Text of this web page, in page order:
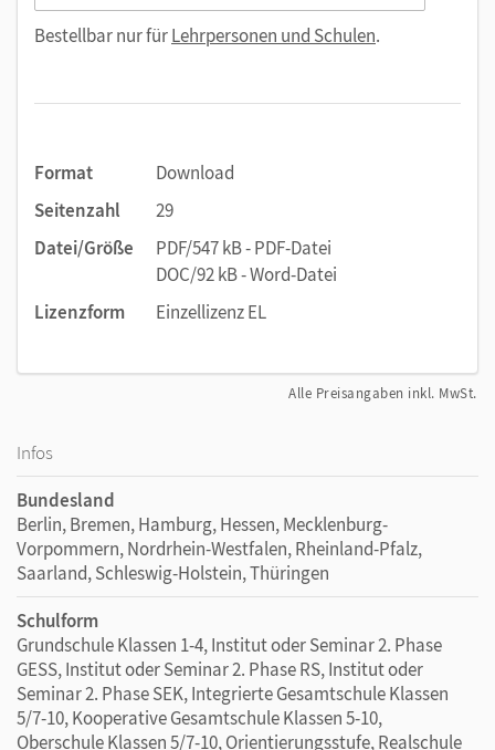
Bestellbar nur fürLehrpersonen und Schulen.
Format
Download
Seitenzahl
29
Datei/Größe
PDF/547 kB - PDF-Datei
DOC/92 kB - Word-Datei
Lizenzform
Einzellizenz EL
Alle Preisangaben inkl. MwSt.
Infos
Bundesland
Berlin, Bremen, Hamburg, Hessen, Mecklenburg-
Vorpommern, Nordrhein-Westfalen, Rheinland-Pfalz,
Saarland, Schleswig-Holstein, Thüringen
Schulform
Grundschule Klassen 1-4, Institut oder Seminar 2. Phase
GESS, Institut oder Seminar 2. Phase RS, Institut oder
Seminar 2. Phase SEK, Integrierte Gesamtschule Klassen
5/7-10, Kooperative Gesamtschule Klassen 5-10,
Oberschule Klassen 5/7-10, Orientierungsstufe, Realschule